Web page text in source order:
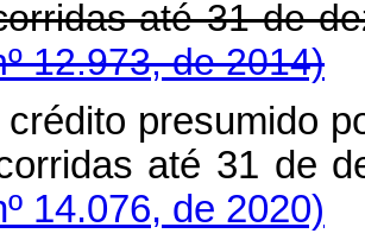
até 31 de
12.973, de 2014)
crédito presumido
até 31 de
14.076, de 2020)